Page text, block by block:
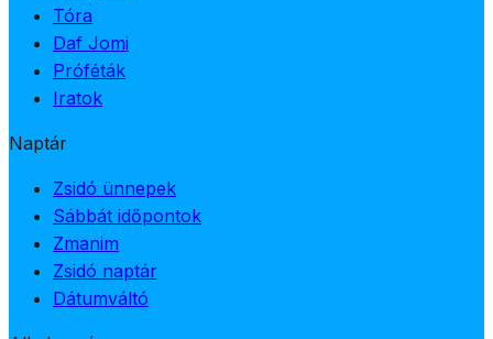
Tóra
Daf Jomi
Próféták
Iratok
Naptár
Zsidó ünnepek
Sábbát időpontok
Zmanim
Zsidó naptár
Dátumváltó